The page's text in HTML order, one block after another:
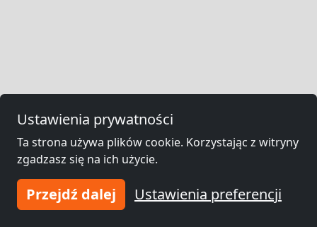
Ustawienia prywatności
Ta strona używa plików cookie. Korzystając z witryny
zgadzasz się na ich użycie.
Przejdź dalej Ustawienia preferencji